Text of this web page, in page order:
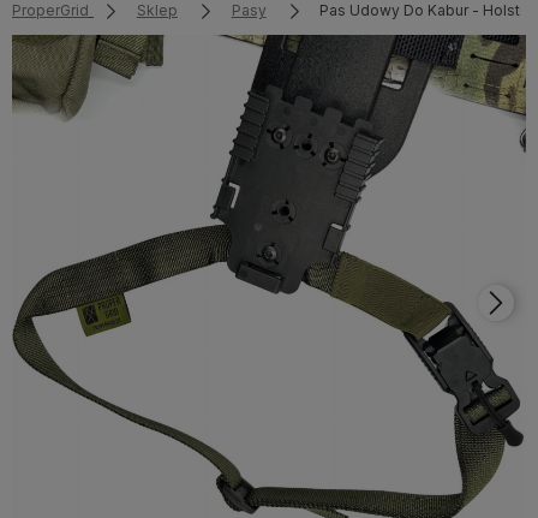
ProperGrid Sklep Pasy Pas Udowy Do Kabur -